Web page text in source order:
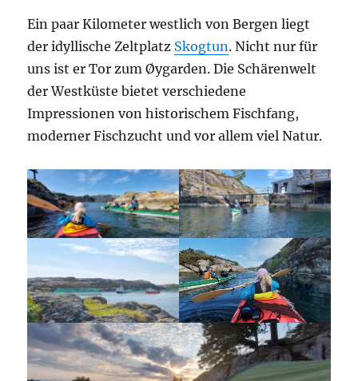
Ein paar Kilometer westlich von Bergen liegt
der idyllische Zeltplatz Skogtun. Nicht nur für
uns ist er Tor zum Øygarden. Die Schärenwelt
der Westküste bietet verschiedene
Impressionen von historischem Fischfang,
moderner Fischzucht und vor allem viel Natur.